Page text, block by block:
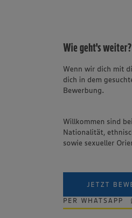
Wie geht's weiter?
Wenn wir dich mit
dich in dem
Bewerbung.
Willkommen sind
Nationalität,
sowie sexueller
JETZT
PER WHATSAPP